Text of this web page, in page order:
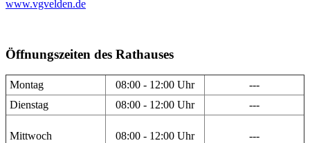
www.vgvelden.de
Öffnungszeiten des Rathauses
Montag 08:00 - 12:00 Uhr
---
Dienstag
08:00 - 12:00 Uhr ---
Mittwoch 08:00 - 12:00 Uhr ---